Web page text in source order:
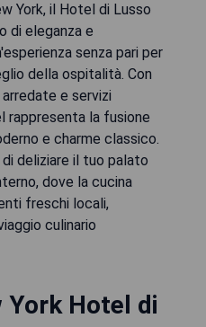
York, il Hotel di Lusso
di eleganza e
senza pari per
della ospitalità. Con
e servizi
rappresenta la fusione
e charme classico.
deliziare il tuo palato
dove la cucina
freschi locali,
culinario
York Hotel di